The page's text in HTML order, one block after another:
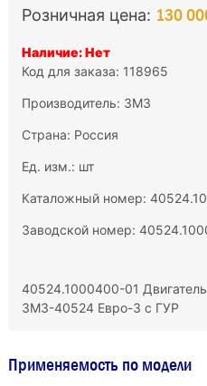
Розничная цена: 130
Наличие: Нет
Код для заказа: 118965
Производитель: ЗМЗ
Страна: Россия
Ед. изм.: шт
Каталожный номер:
Заводской номер:
40524.1000400-01
ЗМЗ-40524 Евро-3 с ГУР
Применяемость по модели